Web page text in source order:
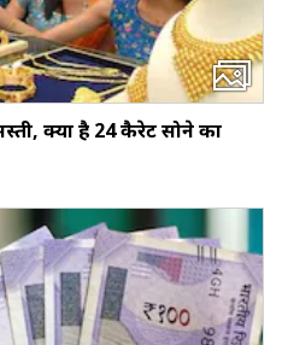
क्या है 24 कैरेट सोने का